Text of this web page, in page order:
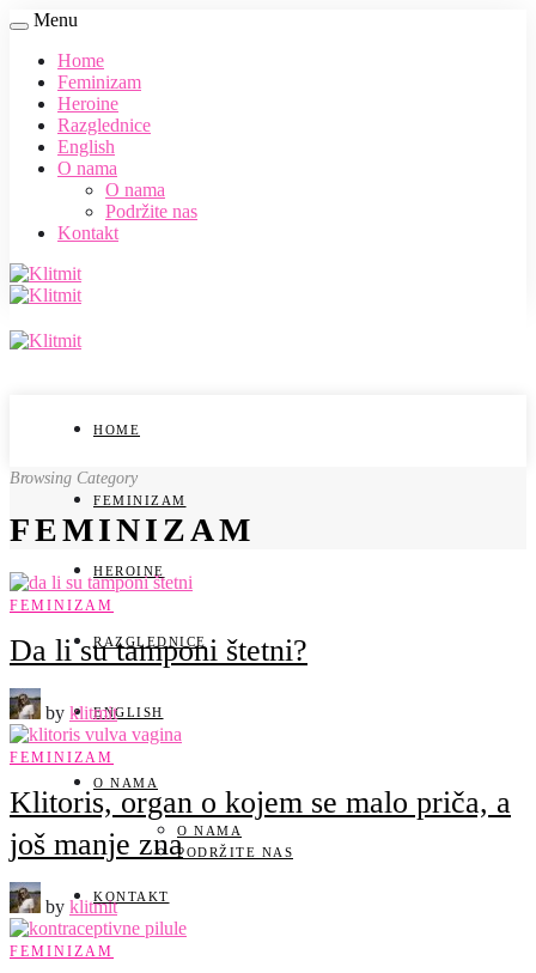
Menu
Home
Feminizam
Heroine
Razglednice
English
O nama
O nama
Podržite nas
Kontakt
HOME
FEMINIZAM
HEROINE
RAZGLEDNICE
ENGLISH
O NAMA
O NAMA
PODRŽITE NAS
KONTAKT
Browsing Category
FEMINIZAM
FEMINIZAM
Da li su tamponi štetni?
by klitmit
FEMINIZAM
Klitoris, organ o kojem se malo priča, a
još manje zna
by klitmit
FEMINIZAM